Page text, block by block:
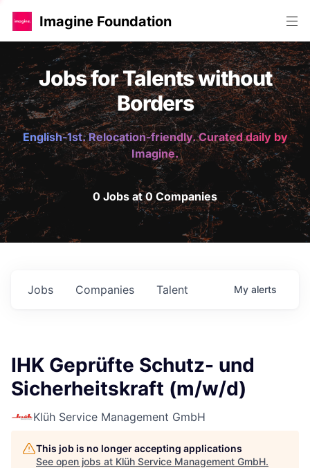
Imagine Foundation
Jobs for Talents without
Borders
English-1st. Relocation-friendly. Curated daily by
Imagine.
0 Jobs at 0 Companies
Jobs Companies Talent My alerts
IHK Geprüfte Schutz- und
Sicherheitskraft (m/w/d)
Klüh Service Management GmbH
This job is no longer accepting applications
See open jobs at Klüh Service Management GmbH.